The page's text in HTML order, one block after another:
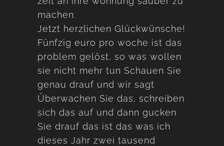
machen.
Jetzt herzlichen Glückwünsche!
Fünfzig euro pro woche ist das
problem gelöst, so was wollen
sie nicht mehr tun Schauen Sie
genau drauf und wir sagt
Überwachen Sie das, schreiben
sich das auf und dann gucken
Sie drauf das ist das was ich
dieses Jahr zwei tausend